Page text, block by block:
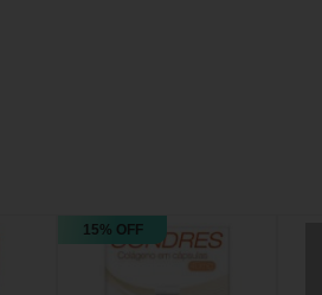
15% OFF